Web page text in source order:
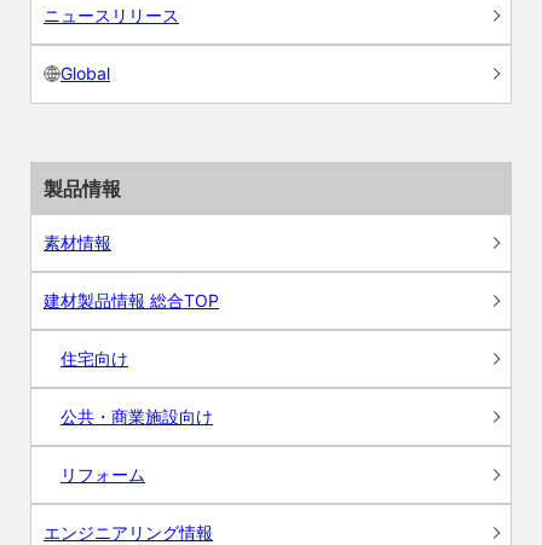
ニュースリリース
Global
製品情報
素材情報
建材製品情報 総合TOP
住宅向け
公共・商業施設向け
リフォーム
エンジニアリング情報